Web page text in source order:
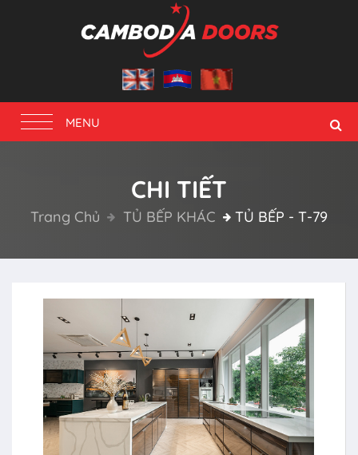
Toggle
navigation
MENU
CHI TIẾT
Trang Chủ TỦ BẾP KHÁC TỦ BẾP - T-79